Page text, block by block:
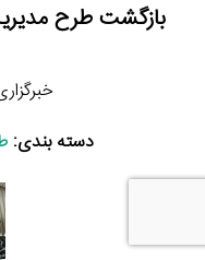
بازگشت طرح
خبرگزاری
دسته بندی: